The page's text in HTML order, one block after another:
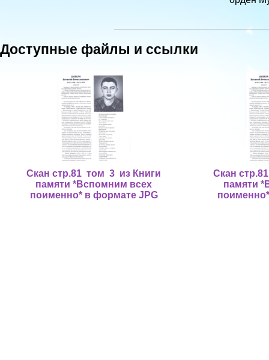
Доступные файлы и ссылки
Скан стр.81 том 3 из Книги
памяти *Вспомним всех
поименно* в формате JPG
Скан
памяти